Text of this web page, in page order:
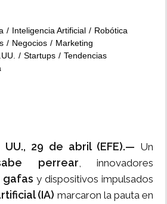
Inteligencia Artificial
Robótica
Negocios
Marketing
Startups
Tendencias
UU., 29 de abril (EFE).— Un
perrear, innovadores
gafas y dispositivos impulsados
(IA) marcaron la pauta en